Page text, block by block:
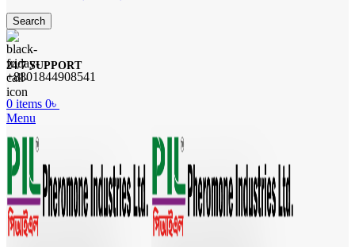
Search
24/7 SUPPORT
+8801844908541
0 items 0৳
Menu